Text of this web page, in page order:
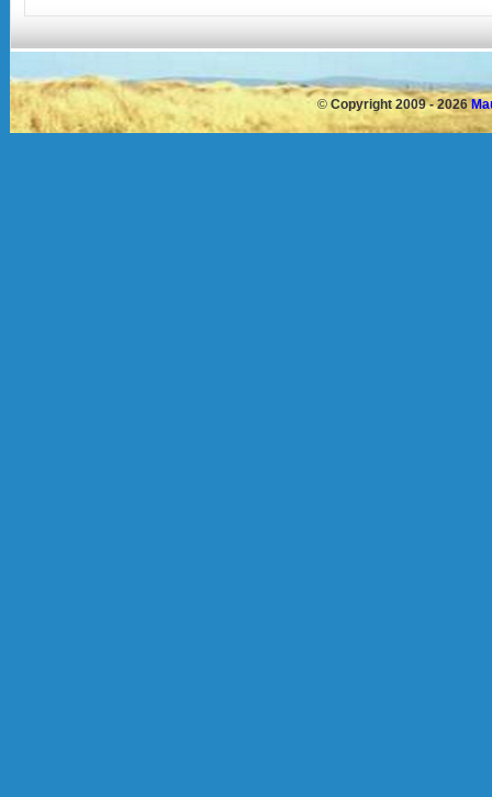
© Copyright 2009 - 2026